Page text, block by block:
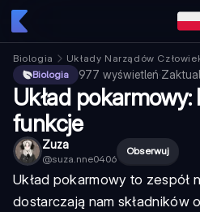
Biologia Układy Narządów
Biologia
977 wyświetleń·
Układ pokarmowy:
funkcje
Zuza
@suza.nne0406
Obserwuj
Układ pokarmowy to zespół
dostarczają nam składników